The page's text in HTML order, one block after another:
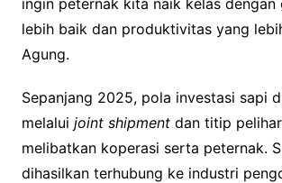
lebih baik dan produktivitas yang
Agung.
Sepanjang 2025, pola investasi sapi
melalui joint shipmentdan titip
melibatkan koperasi serta peternak.
dihasilkan terhubung ke industri